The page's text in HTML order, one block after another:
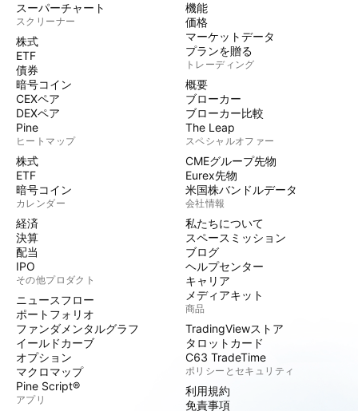
スーパーチャート
スクリーナー
株式
ETF
債券
暗号コイン
CEXペア
DEXペア
Pine
ヒートマップ
株式
ETF
暗号コイン
カレンダー
経済
決算
配当
IPO
その他プロダクト
ニュースフロー
ポートフォリオ
ファンダメンタルグラフ
イールドカーブ
オプション
マクロマップ
Pine Script®
アプリ
機能
価格
マーケットデータ
プランを贈る
トレーディング
概要
ブローカー
ブローカー比較
The Leap
スペシャルオファー
CMEグループ先物
Eurex先物
米国株バンドルデータ
会社情報
私たちについて
スペースミッション
ブログ
ヘルプセンター
キャリア
メディアキット
商品
TradingViewストア
タロットカード
C63 TradeTime
ポリシーとセキュリティ
利用規約
免責事項